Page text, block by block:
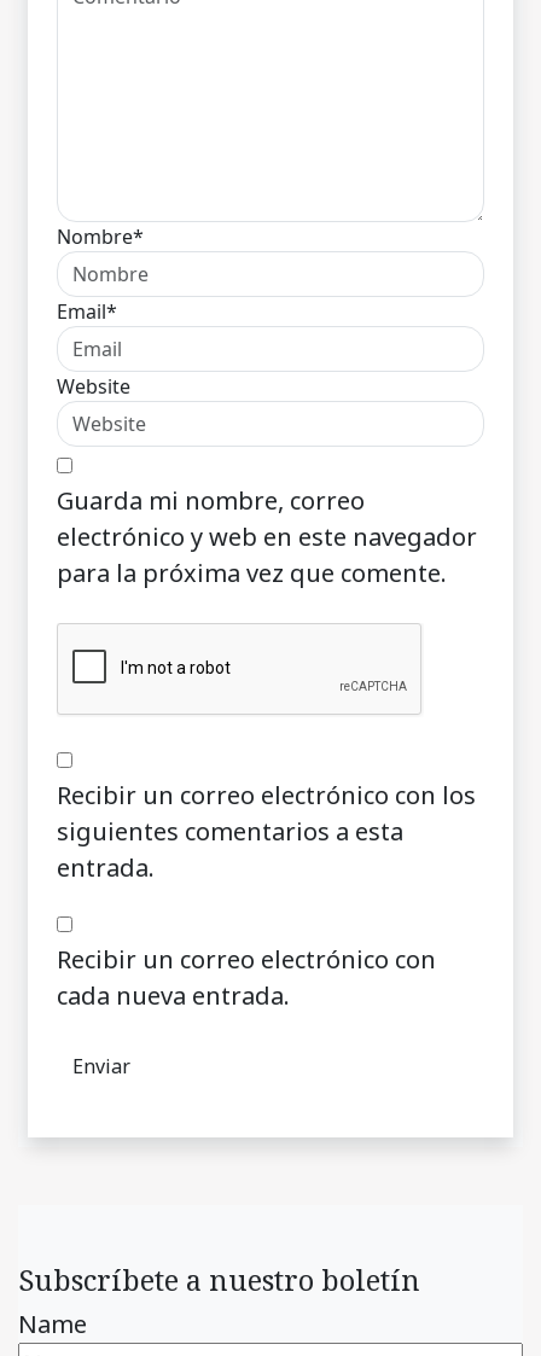
Nombre*
Email*
Website
Guarda mi nombre, correo
electrónico y web en este navegador
para la próxima vez que comente.
Recibir un correo electrónico con los
siguientes comentarios a esta
entrada.
Recibir un correo electrónico con
cada nueva entrada.
Subscríbete a nuestro boletín
Name